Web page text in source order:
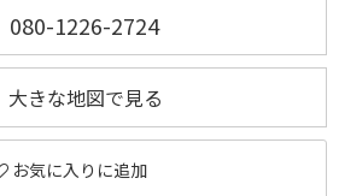
080-1226-2724
大きな地図で見る
お気に入りに追加